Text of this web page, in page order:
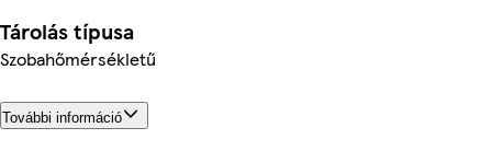
Tárolás típusa
Szobahőmérsékletű
További információ